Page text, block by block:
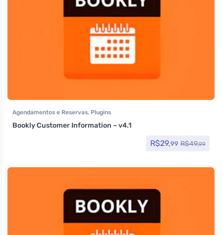
Agendamentos e Reservas, Plugins
Bookly Customer Information – v4.1
R$29,99 R$49,99